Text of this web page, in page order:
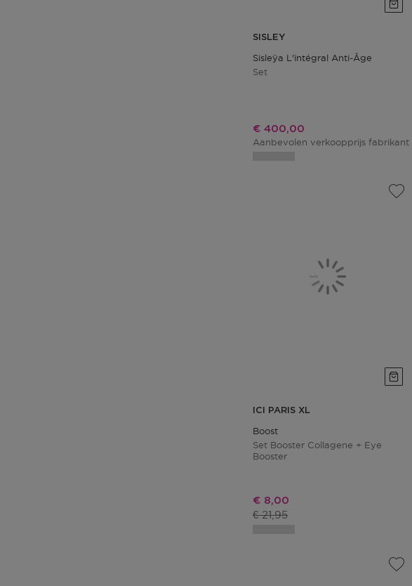
SISLEY
Sisleÿa L'intégral Anti-Âge
Set
Kortingsprijs
€ 400,00
Aanbevolen verkoopprijs fabrikant
ICI PARIS XL
Boost
Set Booster Collagene + Eye
Booster
Kortingsprijs
€ 8,00
Productprijs
€ 21,95